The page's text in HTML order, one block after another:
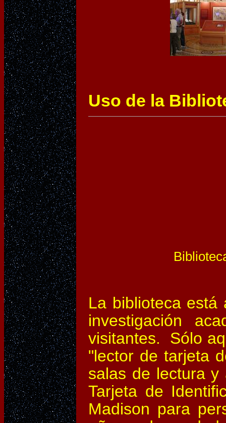
Uso de la
La biblioteca está
investigación
visitantes. Sólo
"lector de tarjeta
salas de lectura
Tarjeta de
Madison para